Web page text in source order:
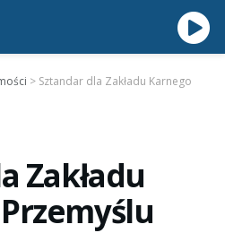
> Sztandar dla Zakładu Karnego
Zakładu